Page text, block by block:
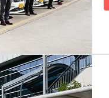
在51
在44